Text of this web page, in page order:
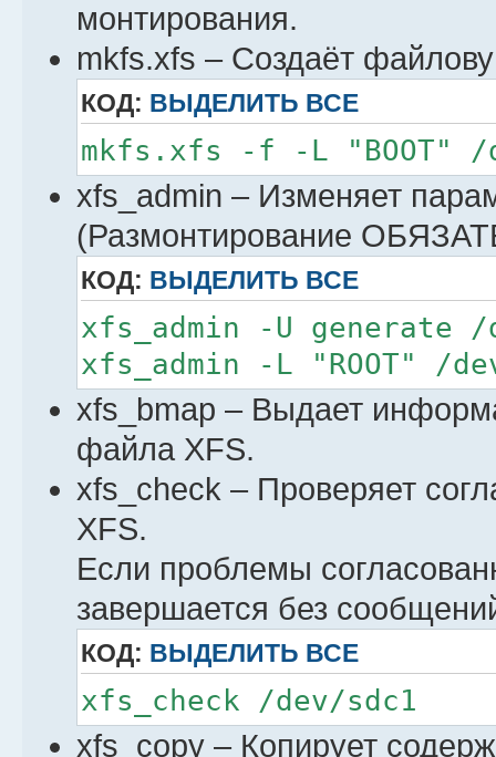
монтирования.
mkfs.xfs – Создаёт
КОД: ВЫДЕЛИТЬ ВСЕ
mkfs.xfs -f -L "BOOT" /
xfs_admin – Изменяет
(Размонтирование
КОД: ВЫДЕЛИТЬ ВСЕ
xfs_admin -U generate /
xfs_admin -L "ROOT" /
xfs_bmap – Выдает
файла XFS.
xfs_check – Проверяет
XFS.
Если проблемы
завершается без
КОД: ВЫДЕЛИТЬ ВСЕ
xfs_check /dev/sdc1
xfs_сору – Копирует